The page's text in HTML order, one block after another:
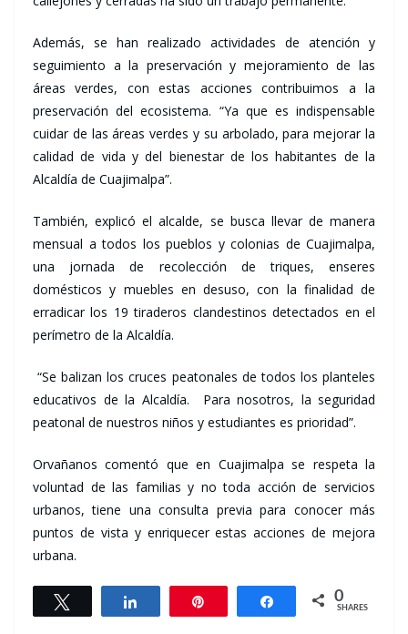
Además, se han realizado actividades de atención y
seguimiento a la preservación y mejoramiento de las
áreas verdes, con estas acciones contribuimos a la
preservación del ecosistema. “Ya que es indispensable
cuidar de las áreas verdes y su arbolado, para mejorar la
calidad de vida y del bienestar de los habitantes de la
Alcaldía de Cuajimalpa”.
También, explicó el alcalde, se busca llevar de manera
mensual a todos los pueblos y colonias de Cuajimalpa,
una jornada de recolección de triques, enseres
domésticos y muebles en desuso, con la finalidad de
erradicar los 19 tiraderos clandestinos detectados en el
perímetro de la Alcaldía.
“Se balizan los cruces peatonales de todos los planteles
educativos de la Alcaldía. Para nosotros, la seguridad
peatonal de nuestros niños y estudiantes es prioridad”.
Orvañanos comentó que en Cuajimalpa se respeta la
voluntad de las familias y no toda acción de servicios
urbanos, tiene una consulta previa para conocer más
puntos de vista y enriquecer estas acciones de mejora
urbana.
Share 0
SHARES